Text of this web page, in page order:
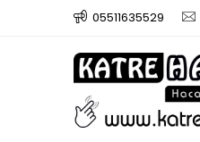
05511635529